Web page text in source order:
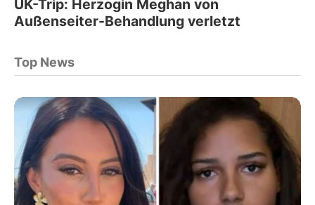
UK-Trip: Herzogin Meghan von
Außenseiter-Behandlung verletzt
Top News